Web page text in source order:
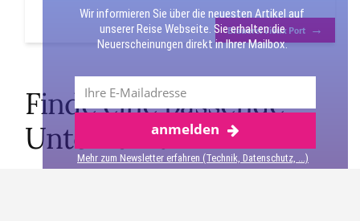
Brauerei Vieux Port →
Finde eine passende
Unterkunft
Wir informieren Sie über die neuesten Artikel auf
unserer Reise Webseite. Sie erhalten die
Neuerscheinungen direkt in Ihrer Mailbox.
anmelden
Mehr zum Newsletter erfahren (Technik, Datenschutz, ...)